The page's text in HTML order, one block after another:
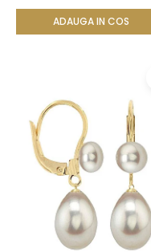
ADAUGA IN COS